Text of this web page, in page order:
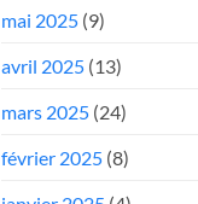
mai 2025(9)
avril 2025(13)
mars 2025(24)
février 2025(8)